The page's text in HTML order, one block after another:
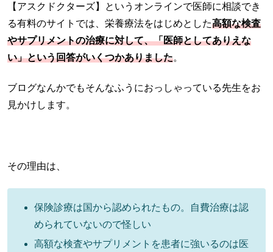
【アスクドクターズ】というオンラインで医師に相談でき
る有料のサイトでは、栄養療法をはじめとした高額な検査
やサプリメントの治療に対して、「医師としてありえな
い」という回答がいくつかありました。
ブログなんかでもそんなふうにおっしゃっている先生をお
見かけします。
その理由は、
保険診療は国から認められたもの。自費治療は認
められていないので怪しい
高額な検査やサプリメントを患者に強いるのは医